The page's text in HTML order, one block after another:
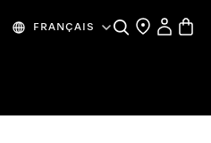
FRANÇAIS SearchFind a store
My